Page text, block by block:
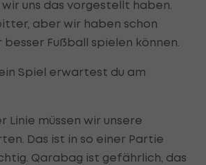
uns das vorgestellt haben.
aber wir haben schon
Fußball spielen können.
Spiel erwartest du am
Linie müssen wir unsere
Das ist in so einer Partie
Qarabag ist gefährlich, das